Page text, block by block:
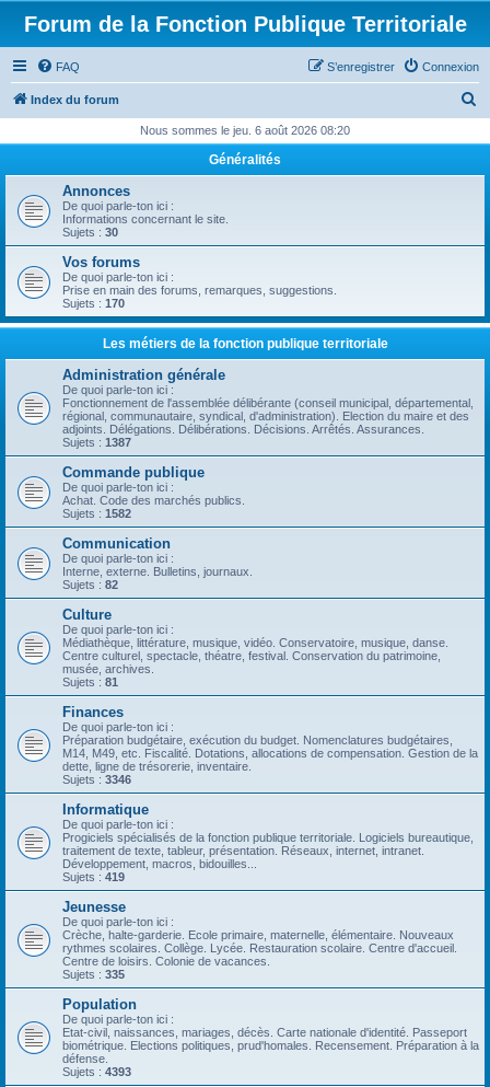
Forum de la Fonction Publique Territoriale
FAQ Connexion
S’enregistrer
Index du forum
h
Nous sommes le jeu. 6 août 2026 08:20
Généralités
Annonces
De quoi parle-ton ici :
Informations concernant le site.
Sujets : 30
Vos forums
De quoi parle-ton ici :
Prise en main des forums, remarques, suggestions.
Sujets : 170
Les métiers de la fonction publique territoriale
Administration générale
De quoi parle-ton ici :
Fonctionnement de l'assemblée délibérante (conseil municipal, départemental,
régional, communautaire, syndical, d'administration). Election du maire et des
adjoints. Délégations. Délibérations. Décisions. Arrêtés. Assurances.
Sujets : 1387
Commande publique
De quoi parle-ton ici :
Achat. Code des marchés publics.
Sujets : 1582
Communication
De quoi parle-ton ici :
Interne, externe. Bulletins, journaux.
Sujets : 82
Culture
De quoi parle-ton ici :
Médiathèque, littérature, musique, vidéo. Conservatoire, musique, danse.
Centre culturel, spectacle, théatre, festival. Conservation du patrimoine,
musée, archives.
Sujets : 81
Finances
De quoi parle-ton ici :
Préparation budgétaire, exécution du budget. Nomenclatures budgétaires,
M14, M49, etc. Fiscalité. Dotations, allocations de compensation. Gestion de la
dette, ligne de trésorerie, inventaire.
Sujets : 3346
Informatique
De quoi parle-ton ici :
Progiciels spécialisés de la fonction publique territoriale. Logiciels bureautique,
traitement de texte, tableur, présentation. Réseaux, internet, intranet.
Développement, macros, bidouilles...
Sujets : 419
Jeunesse
De quoi parle-ton ici :
Crèche, halte-garderie. Ecole primaire, maternelle, élémentaire. Nouveaux
rythmes scolaires. Collège. Lycée. Restauration scolaire. Centre d'accueil.
Centre de loisirs. Colonie de vacances.
Sujets : 335
Population
De quoi parle-ton ici :
Etat-civil, naissances, mariages, décès. Carte nationale d'identité. Passeport
biométrique. Elections politiques, prud'homales. Recensement. Préparation à la
défense.
Sujets : 4393